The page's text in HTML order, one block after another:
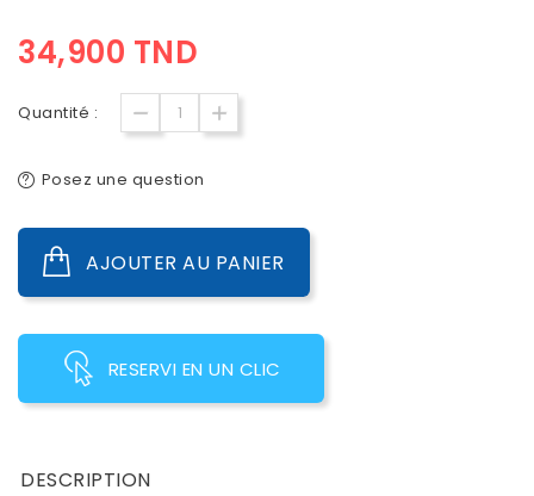
34,900 TND
Quantité :
Posez une question
AJOUTER AU PANIER
RESERVI EN UN CLIC
DESCRIPTION